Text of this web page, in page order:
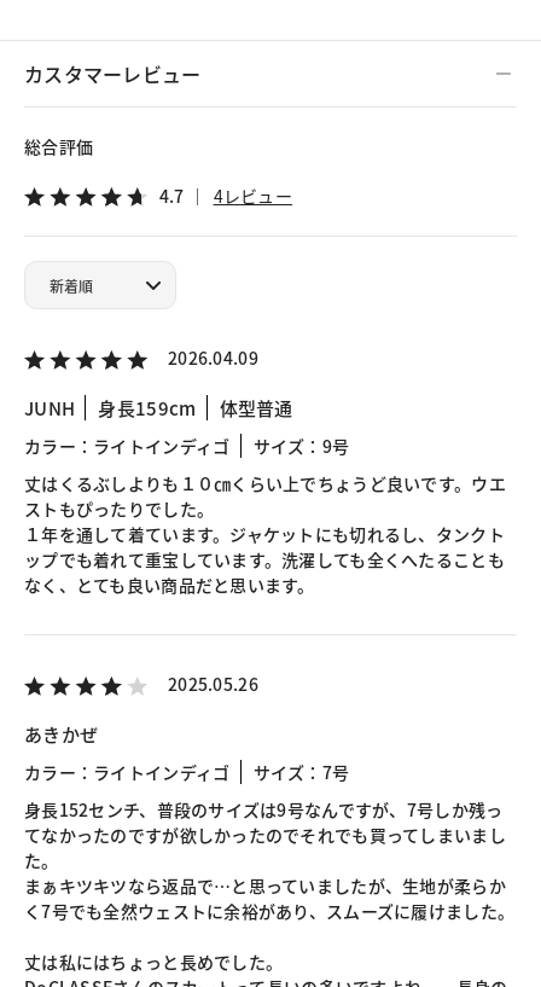
カスタマーレビュー
総合評価
4.7 4レビュー
2026.04.09
JUNH 身長159cm 体型普通
カラー：ライトインディゴ
サイズ：9号
丈はくるぶしよりも１０㎝くらい上でちょうど良いです。ウエ
ストもぴったりでした。
１年を通して着ています。ジャケットにも切れるし、タンクト
ップでも着れて重宝しています。洗濯しても全くへたることも
なく、とても良い商品だと思います。
2025.05.26
あきかぜ
カラー：ライトインディゴ
サイズ：7号
身長152センチ、普段のサイズは9号なんですが、7号しか残っ
てなかったのですが欲しかったのでそれでも買ってしまいまし
た。
まぁキツキツなら返品で…と思っていましたが、生地が柔らか
く7号でも全然ウェストに余裕があり、スムーズに履けました。
丈は私にはちょっと長めでした。